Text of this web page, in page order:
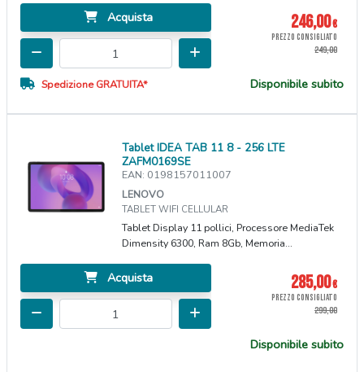
Acquista 246,00€
PREZZO CONSIGLIATO
249,00
Spedizione GRATUITA* Disponibile subito
Tablet IDEA TAB 11 8 - 256 LTE
ZAFM0169SE
EAN: 0198157011007
LENOVO
TABLET WIFI CELLULAR
Tablet Display 11 pollici, Processore MediaTek
Dimensity 6300, Ram 8Gb, Memoria...
Acquista 285,00€
PREZZO CONSIGLIATO
299,00
Disponibile subito